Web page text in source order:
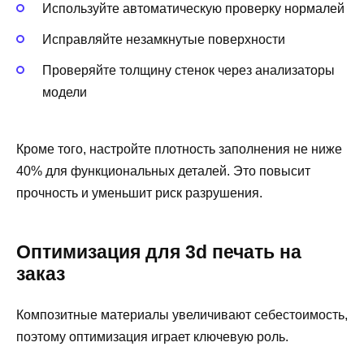
Используйте автоматическую проверку нормалей
Исправляйте незамкнутые поверхности
Проверяйте толщину стенок через анализаторы
модели
Кроме того, настройте плотность заполнения не ниже
40% для функциональных деталей. Это повысит
прочность и уменьшит риск разрушения.
Оптимизация для 3d печать на
заказ
Композитные материалы увеличивают себестоимость,
поэтому оптимизация играет ключевую роль.